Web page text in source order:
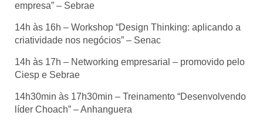
empresa” – Sebrae
14h às 16h – Workshop “Design Thinking: aplicando a
criatividade nos negócios” – Senac
14h às 17h – Networking empresarial – promovido pelo
Ciesp e Sebrae
14h30min às 17h30min – Treinamento “Desenvolvendo
líder Choach” – Anhanguera